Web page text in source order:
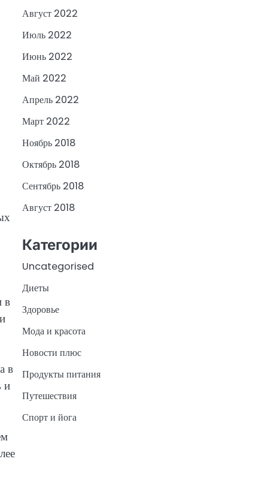
в
в
и
Август 2022
Июль 2022
Июнь 2022
Май 2022
Апрель 2022
Март 2022
Ноябрь 2018
Октябрь 2018
Сентябрь 2018
Август 2018
Категории
Uncategorised
Диеты
Здоровье
Мода и красота
Новости плюс
Продукты питания
Путешествия
Спорт и йога